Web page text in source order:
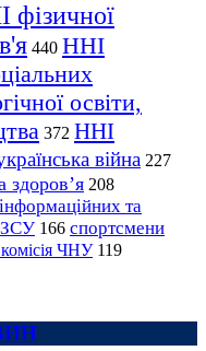
фізичної
440 ННІ
освіти,
372 ННІ
війна 227
здоров’я 208
та
ЗСУ 166 спортсмени
ЧНУ 119